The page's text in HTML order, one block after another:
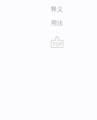
释义
用法